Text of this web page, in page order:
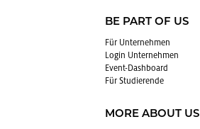
BE PART OF US
Für Un­ter­neh­men
Login Un­ter­neh­men
Event-Da­sh­board
Für Stu­die­ren­de
MORE ABOUT US